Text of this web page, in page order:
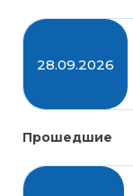
28.09.2026
Прошедшие